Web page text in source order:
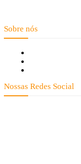
Sobre nós
Nossas Redes Social